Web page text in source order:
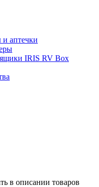
аптечки
IRIS RV Box
в описании товаров